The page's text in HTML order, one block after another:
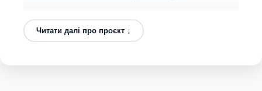
Читати далі про проєкт ↓